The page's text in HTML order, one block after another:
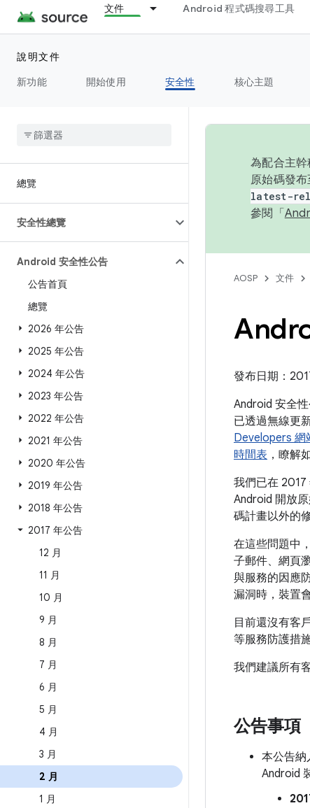
文件 Android 程式碼搜尋工具
說明文件
新功能
開始使用 安全性 核心主題
總覽
安全性總覽
Android 安全性公告
公告首頁
總覽
2026 年公告
2025 年公告
2024 年公告
2023 年公告
2022 年公告
2021 年公告
2020 年公告
2019 年公告
2018 年公告
2017 年公告
12 月
11 月
10 月
9 月
8 月
7 月
6 月
5 月
4 月
3 月
2 月
1 月
為配合主
原始碼發
latest-
參閱「
AOSP 文件
發布日期：
Android 安全
已透過無線更
Developers 網
時間表 ，瞭解
我們已在 2017
Android 開放
碼計畫以外的
在這些問題中
子郵件、網頁
與服務的因應
漏洞時，裝置
目前還沒有客
等服務防護措
我們建議所有
公告事項
本公告納
Android